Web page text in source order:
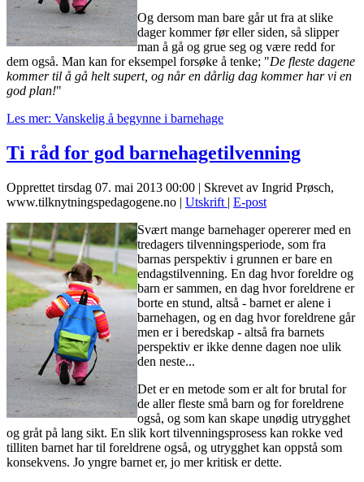
Og dersom man bare går ut fra at slike
dager kommer før eller siden, så slipper
man å gå og grue seg og være redd for
dem også. Man kan for eksempel forsøke å tenke; "De fleste dagene
kommer til å gå helt supert, og når en dårlig dag kommer har vi en
god plan!"
Les mer: Vanskelig å begynne i barnehage
Ti råd for god barnehagetilvenning
Opprettet tirsdag 07. mai 2013 00:00 | Skrevet av Ingrid Prøsch,
www.tilknytningspedagogene.no | Utskrift | E-post
Svært mange barnehager opererer med en
tredagers tilvenningsperiode, som fra
barnas perspektiv i grunnen er bare en
endagstilvenning. En dag hvor foreldre og
barn er sammen, en dag hvor foreldrene er
borte en stund, altså - barnet er alene i
barnehagen, og en dag hvor foreldrene går
men er i beredskap - altså fra barnets
perspektiv er ikke denne dagen noe ulik
den neste...
Det er en metode som er alt for brutal for
de aller fleste små barn og for foreldrene
også, og som kan skape unødig utrygghet
og gråt på lang sikt. En slik kort tilvenningsprosess kan rokke ved
tilliten barnet har til foreldrene også, og utrygghet kan oppstå som
konsekvens. Jo yngre barnet er, jo mer kritisk er dette.